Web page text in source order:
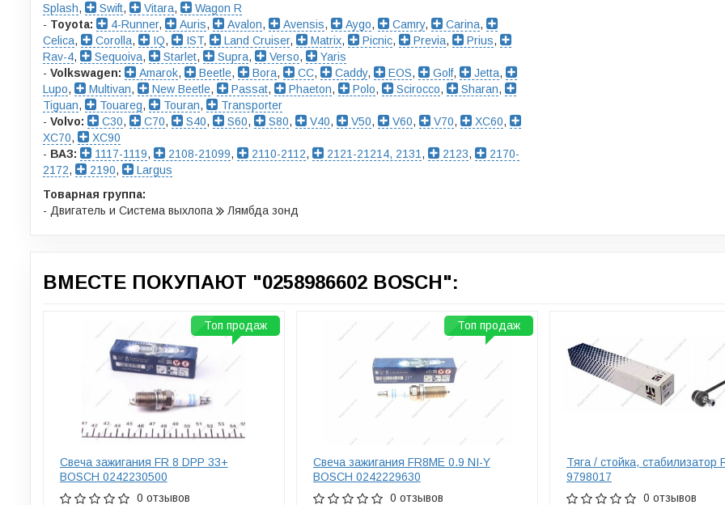
Splash, Swift, Vitara,
Wagon R
- Toyota: 4-Runner, Auris, Avalon, Avensis, Aygo, Camry, Carina,
Celica, Corolla, IQ, IST, Land Cruiser, Matrix, Picnic, Previa, Prius,
Rav-4, Sequoiva, Starlet, Supra, Verso,
Yaris
- Volkswagen: Amarok, Beetle, Bora, CC, Caddy, EOS, Golf, Jetta,
Lupo, Multivan, New Beetle, Passat, Phaeton, Polo, Scirocco, Sharan,
Tiguan, Touareg, Touran,
Transporter
- Volvo: C30, C70, S40, S60, S80, V40, V50, V60, V70, XC60,
XC70,
XC90
- ВАЗ: 1117-1119, 2108-21099, 2110-2112, 2121-21214, 2131 , 2123,
2170-
2172, 2190,
Largus
Товарная группа:
- Двигатель и Система выхлопа
Лямбда зонд
ВМЕСТЕ ПОКУПАЮТ "0258986602 BOSCH":
Свеча зажигания FR 8 DPP 33+
BOSCH 0242230500
0 отзывов
Топ продаж
Свеча зажигания FR8ME 0.9 NI-Y
BOSCH 0242229630
0 отзывов
Топ продаж
Тяга / стойка, стабилизатор
9798017
0 отзывов